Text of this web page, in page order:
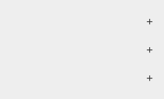
+
+
+